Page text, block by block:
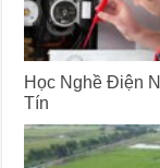
Học Nghề Điện
Tín